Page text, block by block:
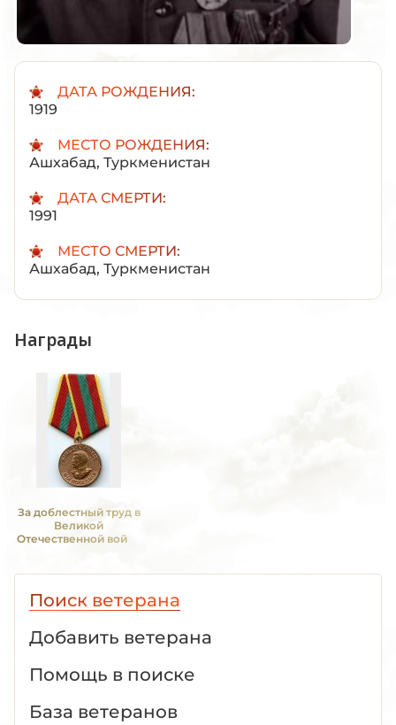
ДАТА РОЖДЕНИЯ:
1919
МЕСТО РОЖДЕНИЯ:
Ашхабад, Туркменистан
ДАТА СМЕРТИ:
1991
МЕСТО СМЕРТИ:
Ашхабад, Туркменистан
Награды
За доблестный труд в
Великой
Отечественной войне
Поиск ветерана
Добавить ветерана
Помощь в поиске
База ветеранов